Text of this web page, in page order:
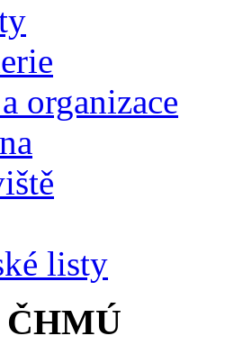
organizace
listy